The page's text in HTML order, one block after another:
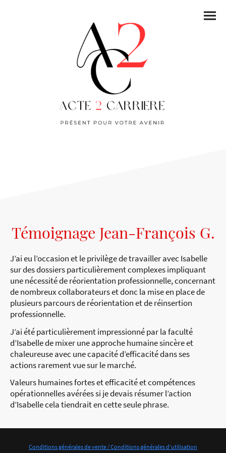
Témoignage Jean-François G.
J’ai eu l’occasion et le privilège de travailler avec Isabelle
sur des dossiers particulièrement complexes impliquant
une nécessité de réorientation professionnelle, concernant
de nombreux collaborateurs et donc la mise en place de
plusieurs parcours de réorientation et de réinsertion
professionnelle.
J’ai été particulièrement impressionné par la faculté
d’Isabelle de mixer une approche humaine sincère et
chaleureuse avec une capacité d’efficacité dans ses
actions rarement vue sur le marché.
Valeurs humaines fortes et efficacité et compétences
opérationnelles avérées si je devais résumer l’action
d’Isabelle cela tiendrait en cette seule phrase.
Conditions générales de vente /Conditions générales d'utilisation